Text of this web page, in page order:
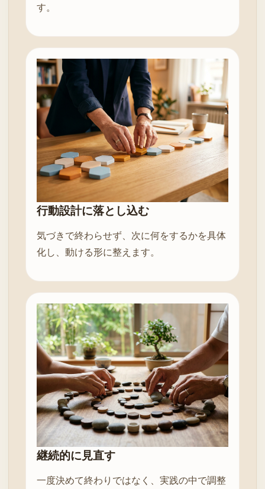
す。
行動設計に落とし込む
気づきで終わらせず、次に何をするかを具体
化し、動ける形に整えます。
継続的に見直す
一度決めて終わりではなく、実践の中で調整